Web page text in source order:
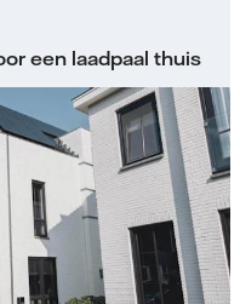
een laadpaal thuis